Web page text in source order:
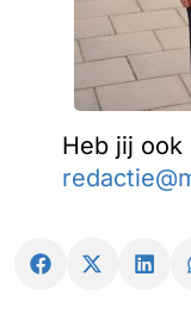
Heb jij